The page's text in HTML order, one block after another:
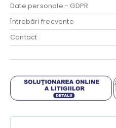
Date personale - GDPR
Întrebări frecvente
Contact